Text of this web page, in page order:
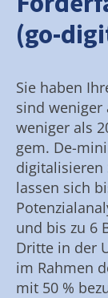
(go-
Sie haben
sind weniger
weniger als
gem. De-
digitalisieren
lassen sich
und bis zu 6
Dritte in der
im Rahmen
mit 50 %